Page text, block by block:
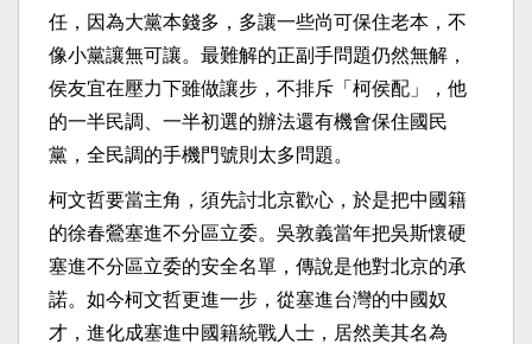
任，因為大黨本錢多，多讓一些尚可保住老本，不
像小黨讓無可讓。最難解的正副手問題仍然無解，
侯友宜在壓力下雖做讓步，不排斥「柯侯配」，他
的一半民調、一半初選的辦法還有機會保住國民
黨，全民調的手機門號則太多問題。
柯文哲要當主角，須先討北京歡心，於是把中國籍
的徐春鶯塞進不分區立委。吳敦義當年把吳斯懷硬
塞進不分區立委的安全名單，傳說是他對北京的承
諾。如今柯文哲更進一步，從塞進台灣的中國奴
才，進化成塞進中國籍統戰人士，居然美其名為